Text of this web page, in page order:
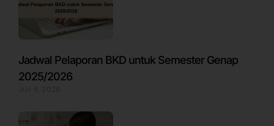
Jadwal Pelaporan BKD untuk Semester Genap
2025/2026